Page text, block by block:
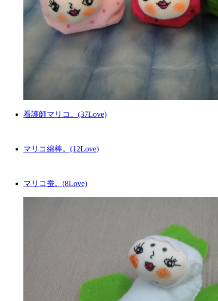
看護師マリコ。(37Love)
マリコ綿棒。(12Love)
マリコ蚕。(8Love)